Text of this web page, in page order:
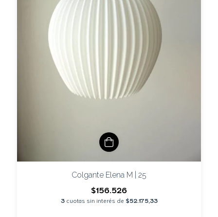
Colgante Elena M | 25
$156.526
3 cuotas sin interés de $52.175,33